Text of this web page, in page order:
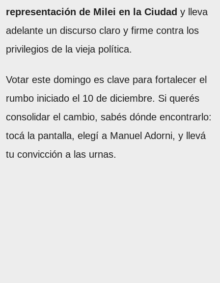
representación de Milei en la Ciudad y lleva
adelante un discurso claro y firme contra los
privilegios de la vieja política.
Votar este domingo es clave para fortalecer el
rumbo iniciado el 10 de diciembre. Si querés
consolidar el cambio, sabés dónde encontrarlo:
tocá la pantalla, elegí a Manuel Adorni, y llevá
tu convicción a las urnas.